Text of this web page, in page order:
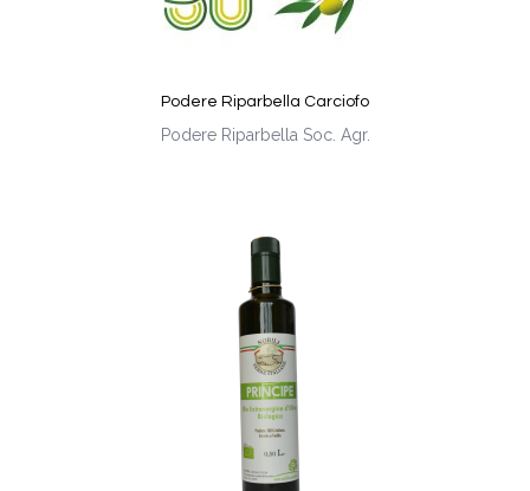
Podere Riparbella Carciofo
Podere Riparbella Soc. Agr.